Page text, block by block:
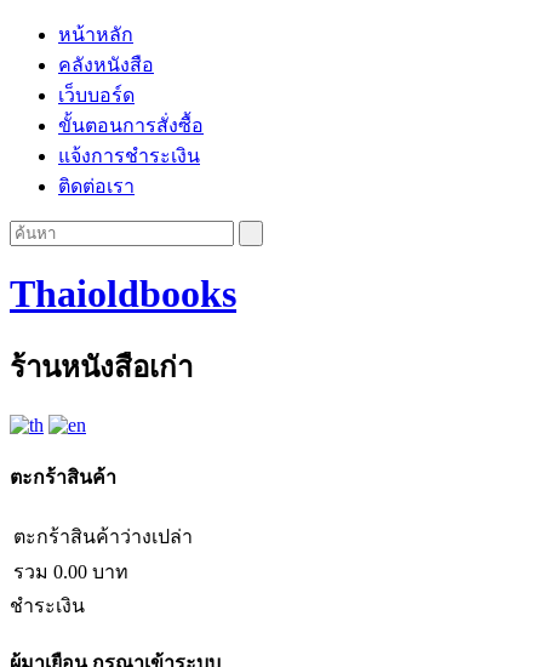
หน้าหลัก
คลังหนังสือ
เว็บบอร์ด
ขั้นตอนการสั่งซื้อ
แจ้งการชำระเงิน
ติดต่อเรา
Thaioldbooks
ร้านหนังสือเก่า
ตะกร้าสินค้า
ตะกร้าสินค้าว่างเปล่า
รวม 0.00 บาท
ชำระเงิน
ผู้มาเยือนกรุณาเข้าระบบ